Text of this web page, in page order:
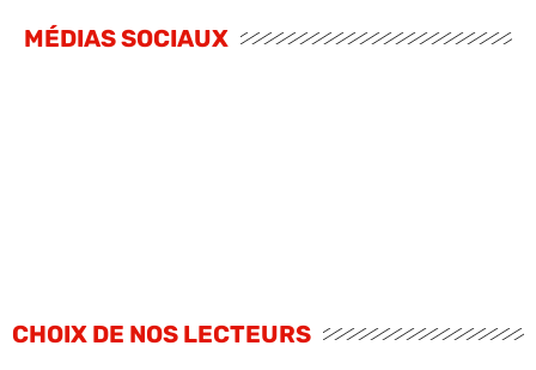
MÉDIAS SOCIAUX
CHOIX DE NOS LECTEURS